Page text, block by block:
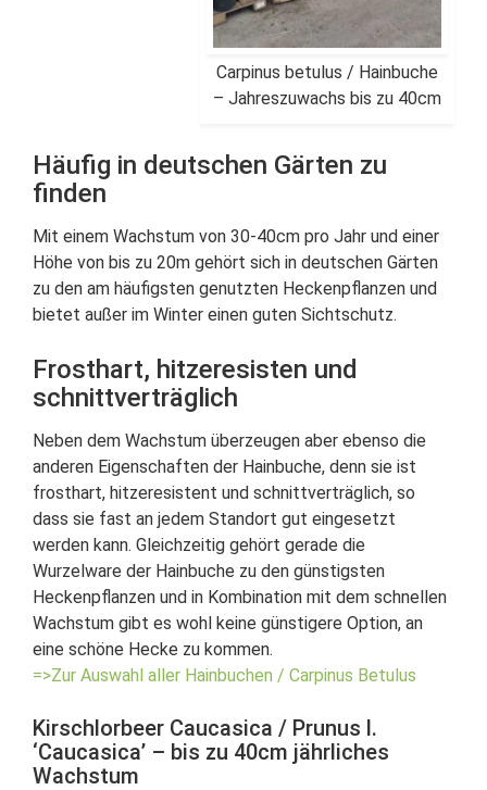
Carpinus betulus / Hainbuche
– Jahreszuwachs bis zu 40cm
Häufig in deutschen Gärten zu
finden
Mit einem Wachstum von 30-40cm pro Jahr und einer
Höhe von bis zu 20m gehört sich in deutschen Gärten
zu den am häufigsten genutzten Heckenpflanzen und
bietet außer im Winter einen guten Sichtschutz.
Frosthart, hitzeresisten und
schnittverträglich
Neben dem Wachstum überzeugen aber ebenso die
anderen Eigenschaften der Hainbuche, denn sie ist
frosthart, hitzeresistent und schnittverträglich, so
dass sie fast an jedem Standort gut eingesetzt
werden kann. Gleichzeitig gehört gerade die
Wurzelware der Hainbuche zu den günstigsten
Heckenpflanzen und in Kombination mit dem schnellen
Wachstum gibt es wohl keine günstigere Option, an
eine schöne Hecke zu kommen.
=>Zur Auswahl aller Hainbuchen / Carpinus Betulus
Kirschlorbeer Caucasica / Prunus l.
‘Caucasica’ – bis zu 40cm jährliches
Wachstum